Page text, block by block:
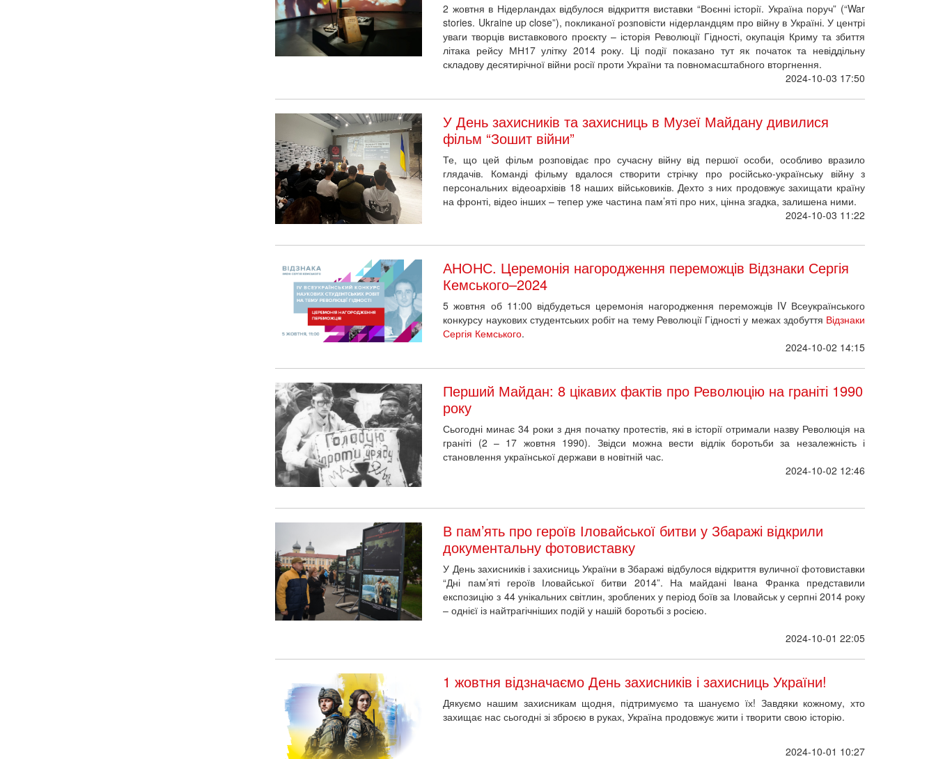
2 жовтня в Нідерландах відбулося відкриття виставки “Воєнні історії. Україна поруч” (“War
stories. Ukraine up close”), покликаної розповісти нідерландцям про війну в Україні. У центрі
уваги творців виставкового проєкту – історія Революції Гідності, окупація Криму та збиття
літака рейсу МН17 улітку 2014 року. Ці події показано тут як початок та невіддільну
складову десятирічної війни росії проти України та повномасштабного вторгнення.
2024-10-03 17:50
У День захисників та захисниць в Музеї Майдану дивилися
фільм “Зошит війни”
Те, що цей фільм розповідає про сучасну війну від першої особи, особливо вразило
глядачів. Команді фільму вдалося створити стрічку про російсько-українську війну з
персональних відеоархівів 18 наших військовиків. Дехто з них продовжує захищати країну
на фронті, відео інших – тепер уже частина пам’яті про них, цінна згадка, залишена ними.
2024-10-03 11:22
АНОНС. Церемонія нагородження переможців Відзнаки Сергія
Кемського–2024
5 жовтня об 11:00 відбудеться церемонія нагородження переможців IV Всеукраїнського
конкурсу наукових студентських робіт на тему Революції Гідності у межах здобуття Відзнаки
Сергія Кемського.
2024-10-02 14:15
Перший Майдан: 8 цікавих фактів про Революцію на граніті 1990
року
Сьогодні минає 34 роки з дня початку протестів, які в історії отримали назву Революція на
граніті (2 – 17 жовтня 1990). Звідси можна вести відлік боротьби за незалежність і
становлення української держави в новітній час.
2024-10-02 12:46
В пам’ять про героїв Іловайської битви у Збаражі відкрили
документальну фотовиставку
У День захисників і захисниць України в Збаражі відбулося відкриття вуличної фотовиставки
“Дні пам’яті героїв Іловайської битви 2014”. На майдані Івана Франка представили
експозицію з 44 унікальних світлин, зроблених у період боїв за Іловайськ у серпні 2014 року
– однієї із найтрагічніших подій у нашій боротьбі з росією.
2024-10-01 22:05
1 жовтня відзначаємо День захисників і захисниць України!
Дякуємо нашим захисникам щодня, підтримуємо та шануємо їх! Завдяки кожному, хто
захищає нас сьогодні зі зброєю в руках, Україна продовжує жити і творити свою історію.
2024-10-01 10:27